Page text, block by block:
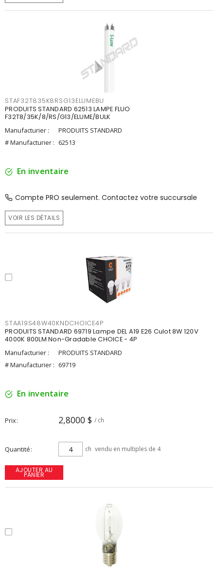
STAF32T835K8RSG13ELUMEBU
PRODUITS STANDARD 62513 LAMPE FLUO
F32T8/35K/8/RS/G13/ELUME/BULK
Manufacturier :
PRODUITS STANDARD
# Manufacturier : 62513
En inventaire
Compte PRO seulement. Contactez votre succursale
VOIR LES DÉTAILS
STAA19S48W40KNDCHOICE4P
PRODUITS STANDARD 69719 Lampe DEL A19 E26 Culot 8W 120V
4000K 800LM Non-Gradable CHOICE - 4P
Manufacturier :
PRODUITS STANDARD
# Manufacturier : 69719
En inventaire
Prix 2,8000 $ / ch
Quantité ch vendu en multiples de 4
AJOUTER AU
PANIER